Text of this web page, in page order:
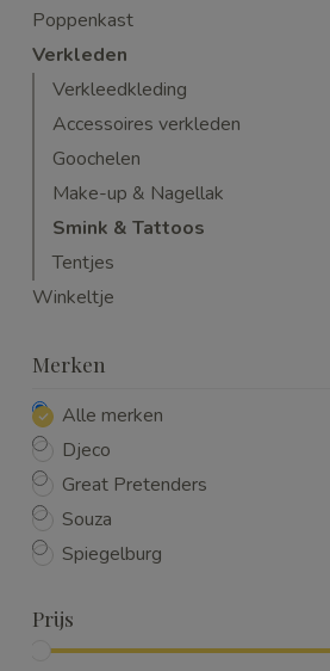
Poppenkast
Verkleden
Verkleedkleding
Accessoires verkleden
Goochelen
Make-up & Nagellak
Smink & Tattoos
Tentjes
Winkeltje
Merken
Alle merken
Djeco
Great Pretenders
Souza
Spiegelburg
Prijs